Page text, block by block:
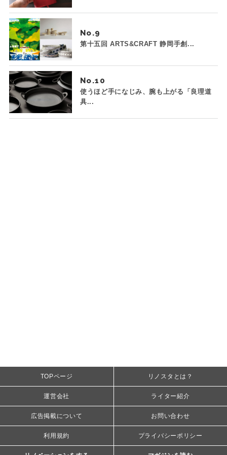
No.
第十五回 ARTS&CRAFT 静岡手創...
No.
使うほど手になじみ、腕も上がる「良理道
具...
TOPページ リノスタとは？
運営会社 ライター紹介
広告掲載について お問い合わせ
利用規約 プライバシーポリシー